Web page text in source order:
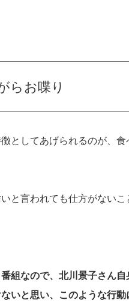
らお喋り
としてあげられるのが、食
いと言われても仕方がない
組なので、北川景子さん
いと思い、このような行動